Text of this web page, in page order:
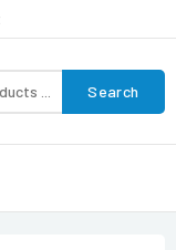
Search